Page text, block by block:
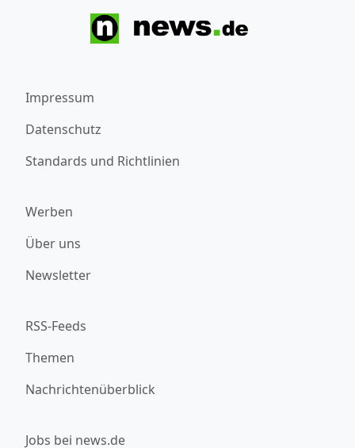
Impressum
Datenschutz
Standards und Richtlinien
Werben
Über uns
Newsletter
RSS-Feeds
Themen
Nachrichtenüberblick
Jobs bei news.de